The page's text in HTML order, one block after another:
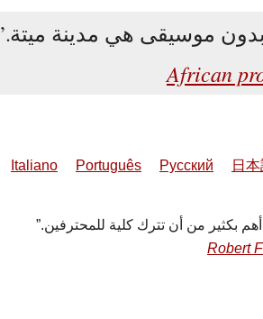
موسيقى هي مدينة ميتة.
African
Italiano Português Русский 日
بكثير من أن تترك كلية للمحترفين.
Robert